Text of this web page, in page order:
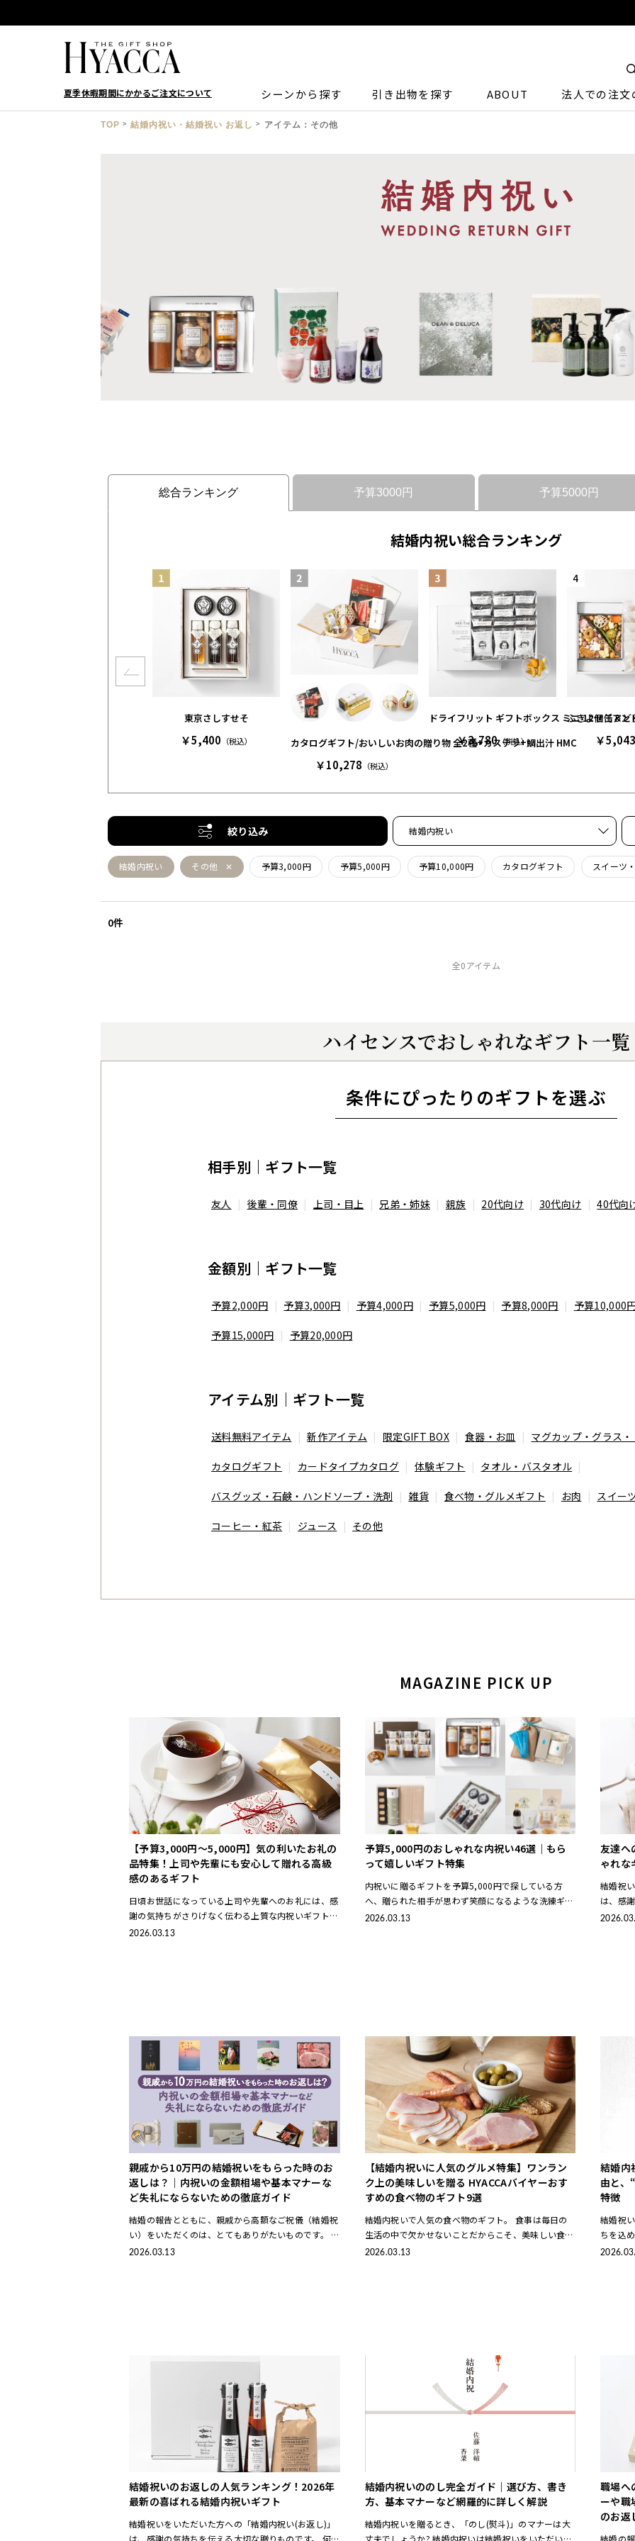
シーンから探す 引き出物を探す ABOUT 法人での注文
TOP 結婚内祝い・結婚祝い お返し アイテム：その他
夏季休暇期間にかかるご注文について
総合ランキング 予算3000円 予算5000円
結婚内祝い総合ランキング
東京さしすせそ
￥5,400 （税込） カタログギフト/おいしいお肉の贈り物 全2種+カステラ+鯛出汁 HMC
￥10,278 （税込）
ドライフリット ギフトボックス ミニ 12個［アン
￥3,780（税込）
ふきよせ缶＆
￥5,043
絞り込み 結婚内祝い
結婚内祝い その他 予算3,000円 予算5,000円 予算10,000円 カタログギフト スイーツ
0件
全0アイテム
ハイセンスでおしゃれなギフト一覧
条件にぴったりのギフトを選ぶ
相手別｜ギフト一覧
友人 後輩・同僚 上司・目上 兄弟・姉妹 親族 20代向け 30代向け 40代向
金額別｜ギフト一覧
予算2,000円 予算3,000円 予算4,000円 予算5,000円 予算8,000円 予算10,000
予算15,000円 予算20,000円
アイテム別｜ギフト一覧
送料無料アイテム 新作アイテム 限定GIFT BOX 食器・お皿 マグカップ・グラス
カタログギフト カードタイプカタログ 体験ギフト タオル・バスタオル
バスグッズ・石鹸・ハンドソープ・洗剤 雑貨 食べ物・グルメギフト お肉 スイー
コーヒー・紅茶 ジュース その他
MAGAZINE PICK UP
【予算3,000円〜5,000円】気の利いたお礼の
品特集！上司や先輩にも安心して贈れる高級
感のあるギフト
日頃お世話になっている上司や先輩へのお礼には、感
謝の気持ちがさりげなく伝わる上質な内祝いギフトを
選びたいですよね。 本記事では、HYACCAバイヤーが
2026.03.13
予算5,000円のおしゃれな内祝い46選｜もら
って嬉しいギフト特集
内祝いに贈るギフトを予算5,000円で探している方
へ、贈られた相手が思わず笑顔になるような洗練ギフ
トをご紹介します。専門バイヤーがおしゃれでセンス
2026.03.13
友達へ
ゃれな
結婚祝
は、感
では、
親戚から10万円の結婚祝いをもらった時のお
返しは？｜内祝いの金額相場や基本マナーな
ど失礼にならないための徹底ガイド
結婚の報告とともに、親戚から高額なご祝儀（結婚祝
い）をいただくのは、とてもありがたいものです。 一
方で、「10万円もの結婚祝いをいただいた場合、内祝
2026.03.13
【結婚内祝いに人気のグルメ特集】ワンラン
ク上の美味しいを贈る HYACCAバイヤーおす
すめの食べ物のギフト9選
結婚内祝いで人気の食べ物のギフト。 食事は毎日の
生活の中で欠かせないことだからこそ、美味しい食べ
物のギフトは単身の方からファミリーまで幅広く喜ば
2026.03.13
結婚内
由と、
特徴
結婚祝
ちを込
なかっ
結婚祝いのお返しの人気ランキング！2026年
最新の喜ばれる結婚内祝いギフト
結婚祝いをいただいた方への「結婚内祝い(お返し)」
は、感謝の気持ちを伝える大切な贈りものです。 何を
結婚内祝いののし完全ガイド｜選び方、書き
方、基本マナーなど網羅的に詳しく解説
結婚内祝いを贈るとき、「のし(熨斗)」のマナーは大
丈夫でしょうか? 結婚内祝いは結婚祝いをいただいた
職場へ
ーや職
のお返
結婚の